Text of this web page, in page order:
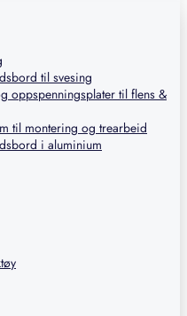
til svesing
oppspenningsplater til flens &
til montering og trearbeid
i aluminium